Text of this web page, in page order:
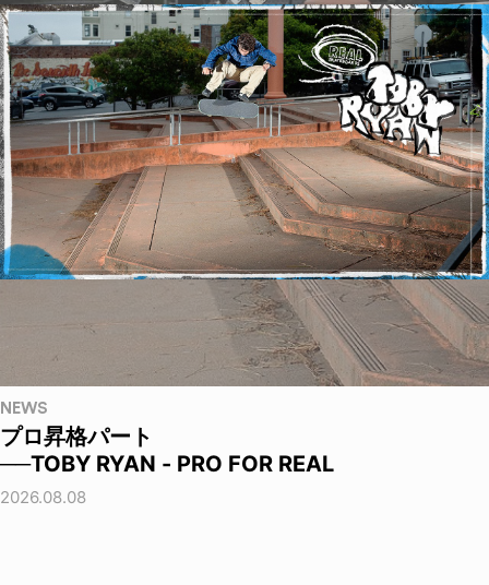
NEWS
プロ昇格パート
──TOBY RYAN - PRO FOR REAL
2026.08.08